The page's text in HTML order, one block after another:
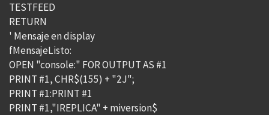
TESTFEED
RETURN
' Mensaje en display
fMensajeListo:
OPEN "console:" FOR OUTPUT AS #1
PRINT #1, CHR$(155) + "2J";
PRINT #1:PRINT #1
PRINT #1,"IREPLICA" + miversion$